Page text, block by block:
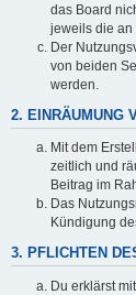
das Board
jeweils die an
Der
von beiden
werden.
2. EINRÄUMUNG
Mit dem
zeitlich und
Beitrag im
Das
Kündigung
3. PFLICHTEN
Du erklärst